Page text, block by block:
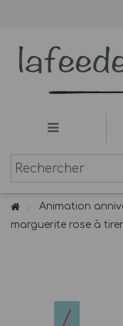
Animation
marguerite rose à tirer